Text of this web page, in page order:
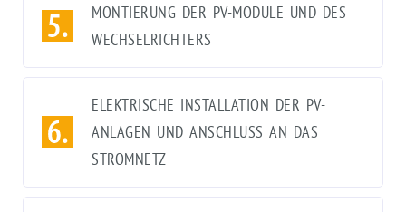
MONTIERUNG DER PV-MODULE UND DES
WECHSELRICHTERS
ELEKTRISCHE INSTALLATION DER PV-
ANLAGEN UND ANSCHLUSS AN DAS
STROMNETZ